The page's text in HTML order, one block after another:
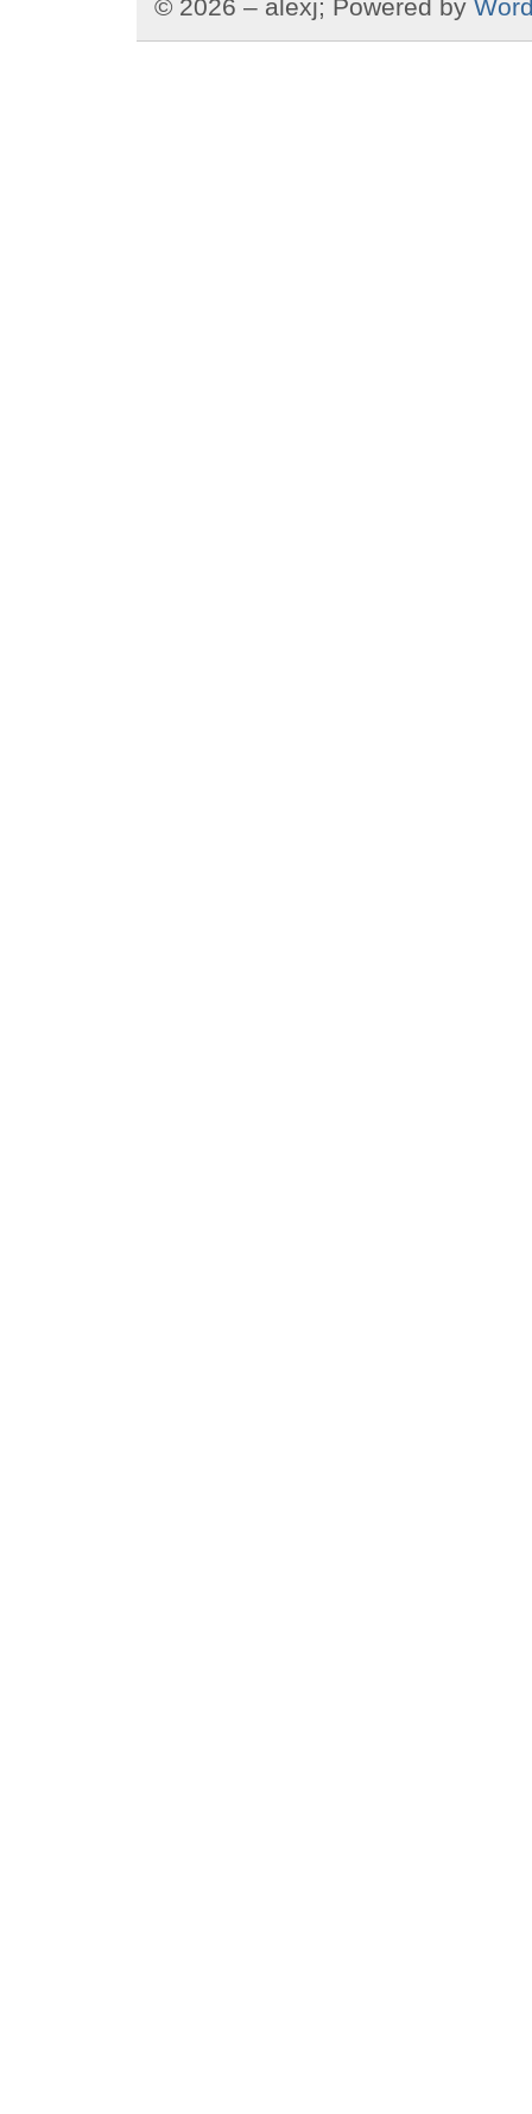
© 2026 – alexj; Powered by